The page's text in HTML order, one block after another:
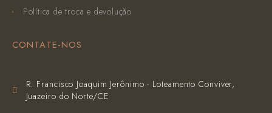
Política de troca e devolução
CONTATE-NOS
R. Francisco Joaquim Jerônimo - Loteamento Conviver,
Juazeiro do Norte/CE